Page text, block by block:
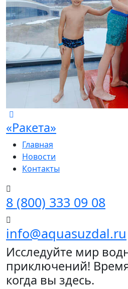
«Ракета»
Главная
Новости
Контакты
8 (800) 333 09 08
info@aquasuzdal.ru
Исследуйте мир
приключений!
когда вы здесь.